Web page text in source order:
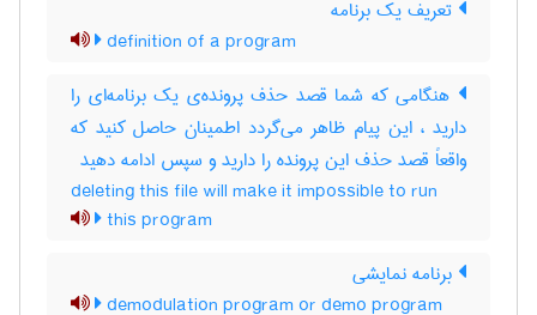
تعریف یک برنامه
definition of a program
هنگامی که شما قصد حذف‌ پرونده‌ی یک‌ برنامه‌ای را
دارید ، این پیام ظاهر می‌گردد اطمینان حاصل کنید که
واقعاً قصد حذف‌ این پرونده را دارید و سپس‌ ادامه دهید
deleting this file will make it impossible to run
this program
برنامه نمایشی
demodulation program or demo program